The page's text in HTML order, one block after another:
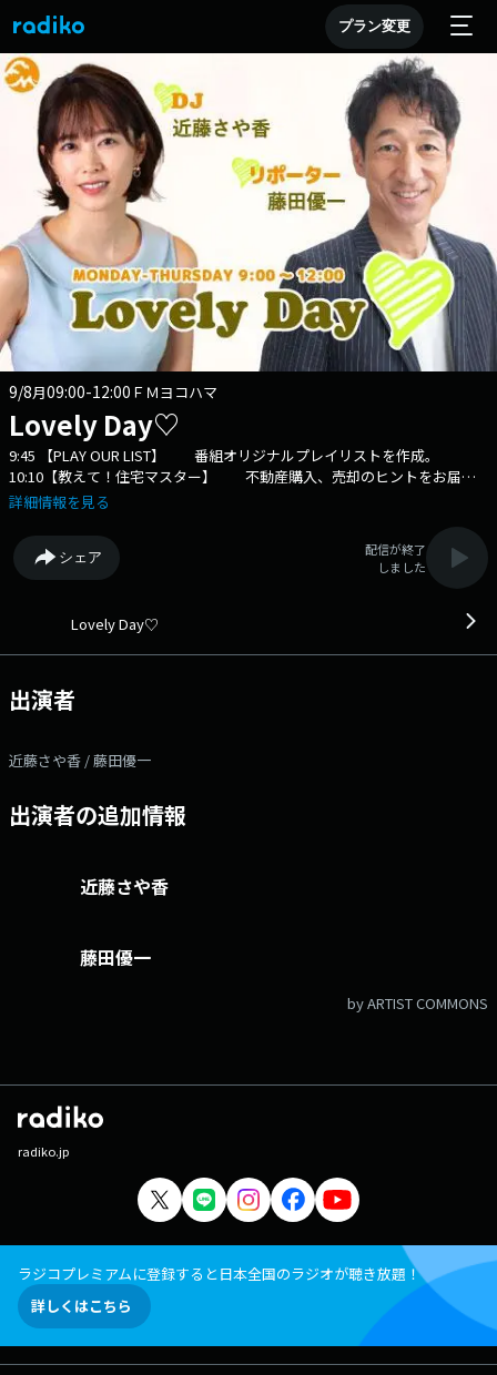
プラン変更
9/8月09:00-12:00 ＦＭヨコハマ
Lovely Day♡
9:45 【PLAY OUR LIST】 番組オリジナルプレイリストを作成。
10:10【教えて！住宅マスター】 不動産購入、売却のヒントをお届け
します。 10:35【ゲスト】 脳神経外科医の菅原道仁さん。スト
飯】 「SPICEUP」主宰、桑原亮子さん。 9:15/10:00/11:05
【街角リポート】 街角リポーター藤田優一/フジタくんが神奈川県内
の街角情報をお届けします。 オンエア後に、今日の街角リポートの様
X ハッシュタグ：#lovelyday847 Instagram：
@lovelyday847 メールアドレス：lovely@fmyokohama.jp
詳細情報を見る
シェア
配信が終了
しました
Lovely Day♡
出演者
近藤さや香 / 藤田優一
出演者の追加情報
近藤さや香
藤田優一
by ARTIST COMMONS
radiko.jp
ラジコプレミアムに登録すると日本全国のラジオが聴き放題！
詳しくはこちら